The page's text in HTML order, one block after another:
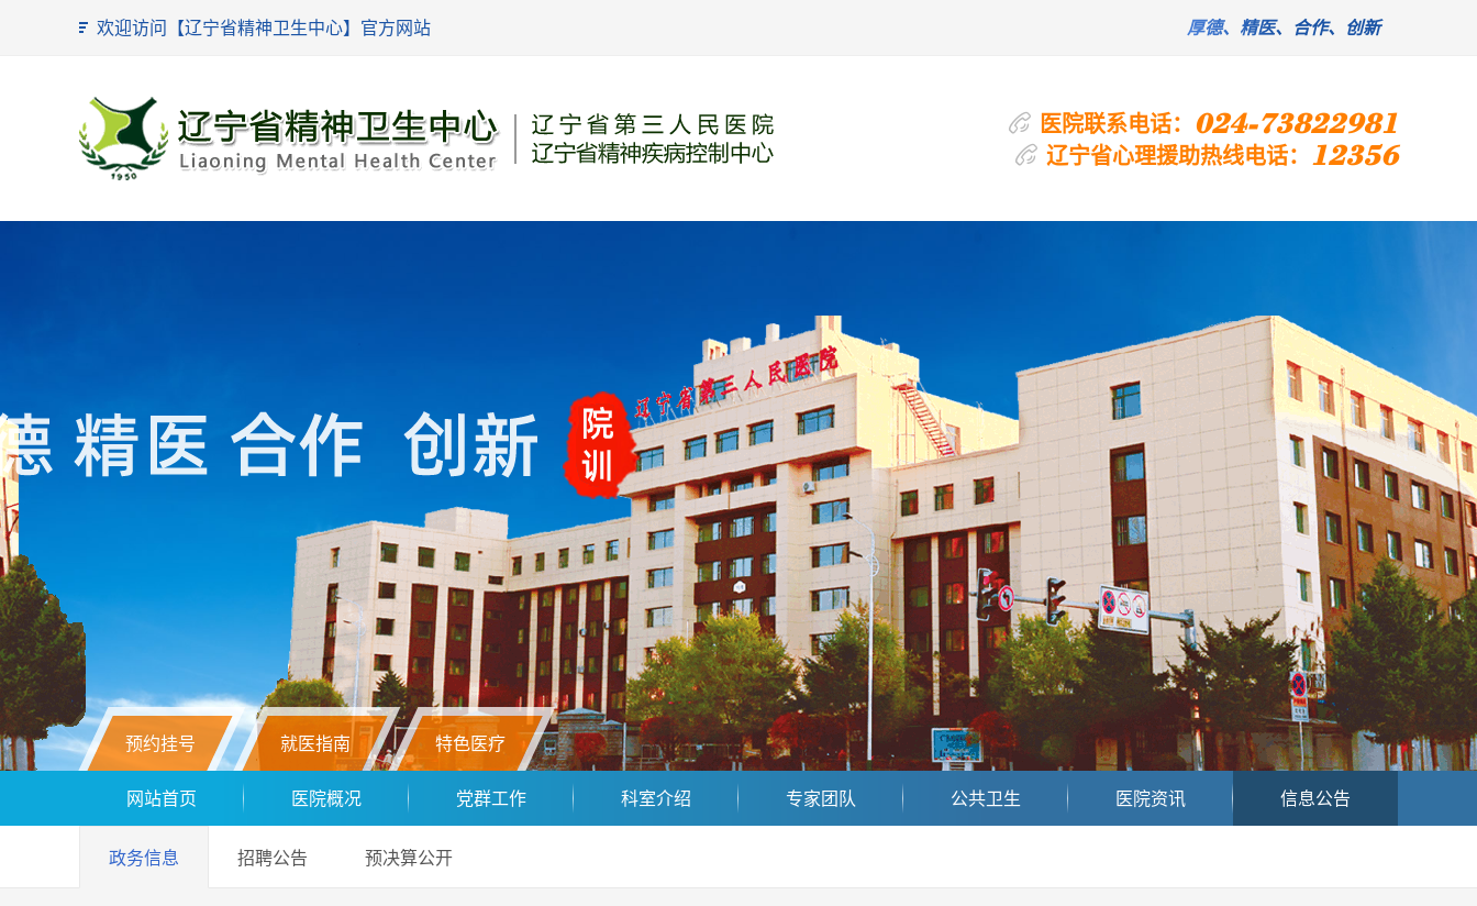
欢迎访问【辽宁省精神卫生中心】官方网站 厚德、精医、合作、创新
医院联系电话： 024-73822981
辽宁省心理援助热线电话： 12356
预约挂号 就医指南 特色医疗
网站首页 医院概况 党群工作 科室介绍 专家团队 公共卫生 医院资讯 信息公告
政务信息 招聘公告 预决算公开